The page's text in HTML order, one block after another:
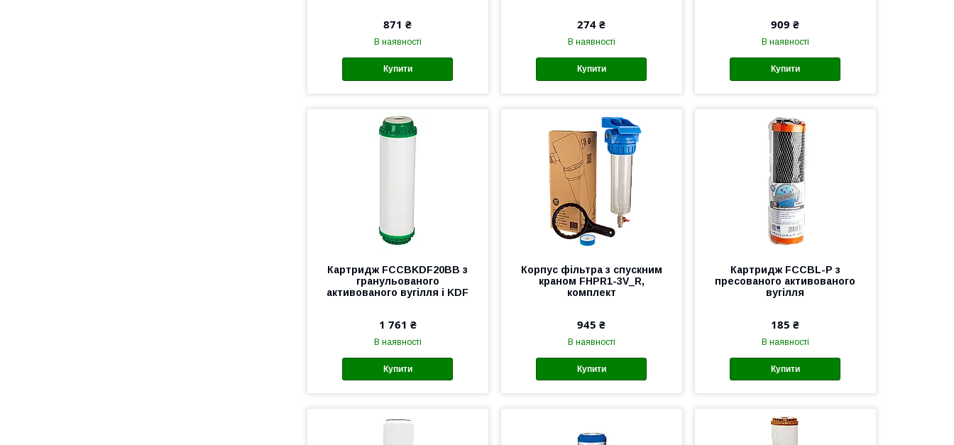
871 ₴
В наявності
Купити
274 ₴
В наявності
Купити
909 ₴
В наявності
Купити
Картридж FCCBKDF20BB з
гранульованого
активованого вугілля і KDF
1 761 ₴
В наявності
Купити
Корпус фільтра з спускним
краном FHPR1-3V_R,
комплект
945 ₴
В наявності
Купити
Картридж FCCBL-P з
пресованого активованого
вугілля
185 ₴
В наявності
Купити